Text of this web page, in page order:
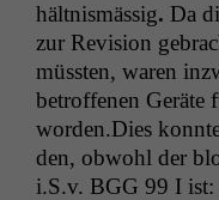
hält­nis­mäs­sig. Da
zur Revi­sion
müssten, waren
betrof­fe­nen Geräte
worden.Dies
den, obwohl der
i.S.v. BGG 99 I